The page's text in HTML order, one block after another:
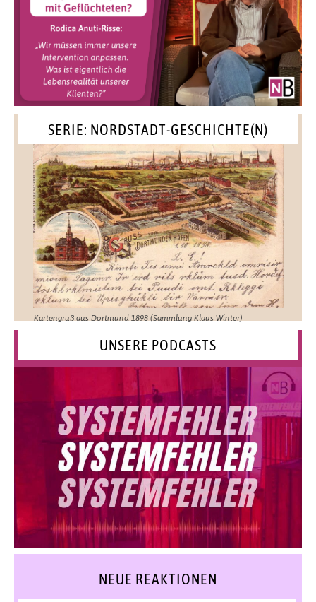
SERIE: NORDSTADT-GESCHICHTE(N)
Kartengruß aus Dortmund 1898 (Sammlung Klaus Winter)
UNSERE PODCASTS
NEUE REAKTIONEN